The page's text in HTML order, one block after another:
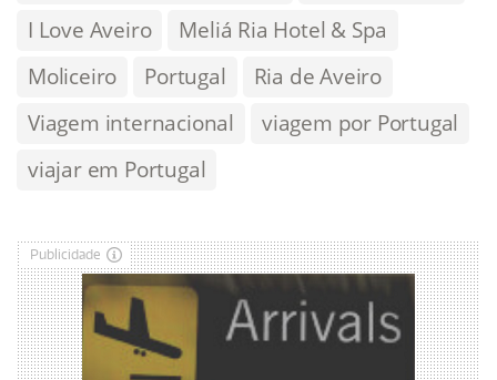
I Love Aveiro
Meliá Ria Hotel & Spa
Moliceiro
Portugal
Ria de Aveiro
Viagem internacional
viagem por Portugal
viajar em Portugal
Publicidade